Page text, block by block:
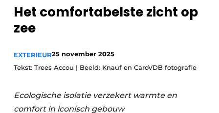
Het comfortabelste zicht op
zee
EXTERIEUR25 november 2025
Tekst: Trees Accou | Beeld: Knauf en CaroVDB fotografie
Ecologische isolatie verzekert warmte en
comfort in iconisch gebouw